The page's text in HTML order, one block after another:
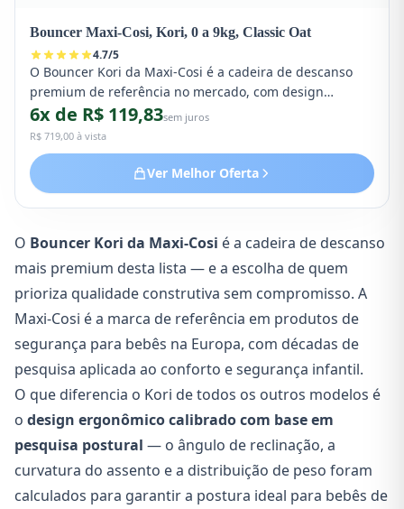
Bouncer Maxi-Cosi, Kori, 0 a 9kg, Classic Oat
4.7/5
O Bouncer Kori da Maxi-Cosi é a cadeira de descanso
premium de referência no mercado, com design
minimalista europeu e qualidade construtiva
excepcional. Suporta bebês de 0 a 9 kg, com 3 posições
de reclinação, faixa de 5 pontos e tecido respir ável. A
marca preferida de hospitais e maternidades europeias.
6x de R$ 119,83sem juros
R$ 719,00 à vista
Ver Melhor Oferta
O Bouncer Kori da Maxi-Cosi é a cadeira de descanso
mais premium desta lista — e a escolha de quem
prioriza qualidade construtiva sem compromisso. A
Maxi-Cosi é a marca de referência em produtos de
segurança para bebês na Europa, com décadas de
pesquisa aplicada ao conforto e segurança infantil.
O que diferencia o Kori de todos os outros modelos é
o design ergonômico calibrado com base em
pesquisa postural — o ângulo de reclinação, a
curvatura do assento e a distribuição de peso foram
calculados para garantir a postura ideal para bebês de